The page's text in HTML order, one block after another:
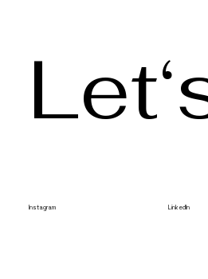
LinkedIn
Instagram